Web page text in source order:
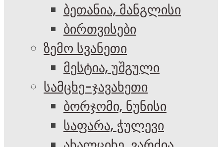
ბეთანია, მანგლისი
ბირთვისები
ზემო სვანეთი
მესტია, უშგული
სამცხე-ჯავახეთი
ბორჯომი, ნუნისი
საფარა, ჭულევი